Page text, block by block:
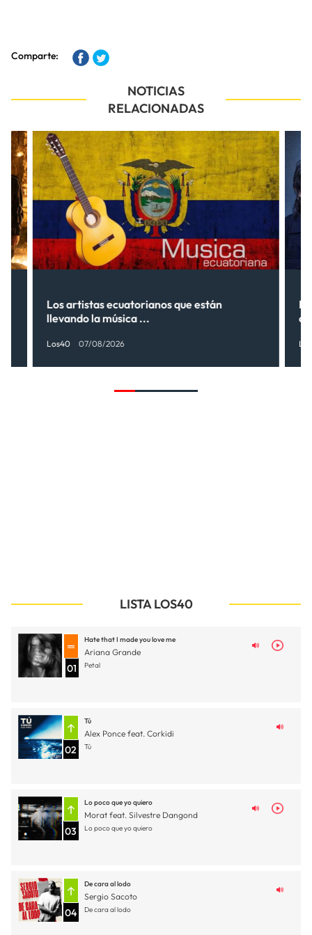
Comparte:
NOTICIAS
RELACIONADAS
Los artistas ecuatorianos que están
llevando la música ...
Los40 07/08/2026
LISTA LOS40
01
Hate that I made you love me
Ariana Grande
Petal
02
Tú
Alex Ponce feat. Corkidi
Tú
03
Lo poco que yo quiero
Morat feat. Silvestre Dangond
Lo poco que yo quiero
04
De cara al lodo
Sergio Sacoto
De cara al lodo